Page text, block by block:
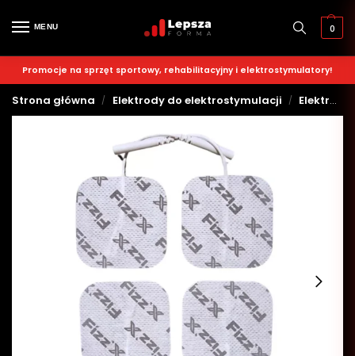
MENU 0
Promocje na sprzęt sportowy, rehabilitacyjny i elektrostymulatory!
Strona główna / Elektrody do elektrostymulacji / Elektrody 2 mm